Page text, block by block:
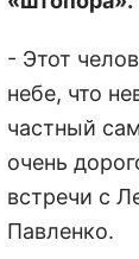
- Этот
небе, что
частный
очень
встречи с
Павленко.